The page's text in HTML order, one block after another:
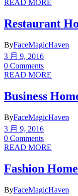
READ MORE
Restaurant
ByFaceMagicHaven
3 月 9, 2016
0 Comments
READ MORE
Business
ByFaceMagicHaven
3 月 9, 2016
0 Comments
READ MORE
Fashion Home
ByFaceMagicHaven